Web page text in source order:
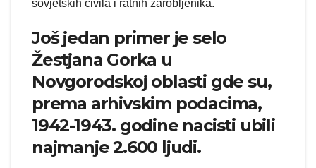
sovjetskih civila i ratnih zarobljenika.
Još jedan primer je selo
Žestjana Gorka u
Novgorodskoj oblasti gde su,
prema arhivskim podacima,
1942-1943. godine nacisti ubili
najmanje 2.600 ljudi.